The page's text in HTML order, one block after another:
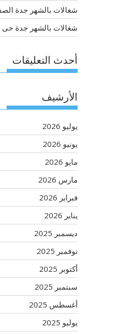
شغالات بالشهر جدة الصفا
شغالات بالشهر جدة حى المروه
أحدث التعليقات
الأرشيف
يوليو 2026
يونيو 2026
مايو 2026
مارس 2026
فبراير 2026
يناير 2026
ديسمبر 2025
نوفمبر 2025
أكتوبر 2025
سبتمبر 2025
أغسطس 2025
يوليو 2025